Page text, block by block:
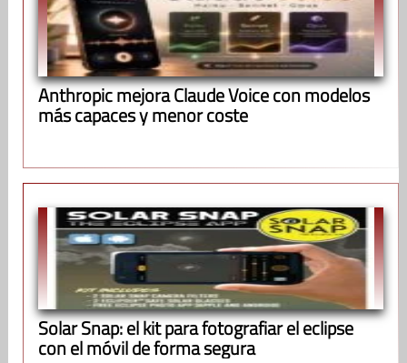
Anthropic mejora Claude Voice con modelos
más capaces y menor coste
Solar Snap: el kit para fotografiar el eclipse
con el móvil de forma segura